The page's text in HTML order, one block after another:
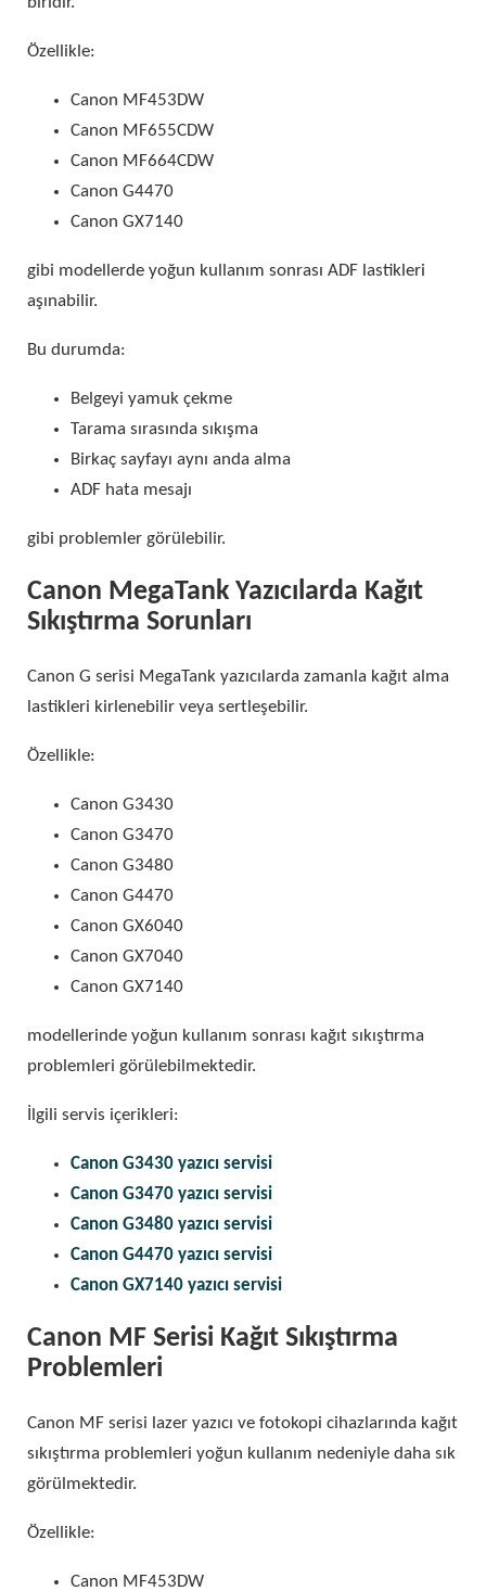
Özellikle:
Canon MF453DW
Canon MF655CDW
Canon MF664CDW
Canon G4470
Canon GX7140
gibi modellerde yoğun kullanım sonrası ADF lastikleri
aşınabilir.
Bu durumda:
Belgeyi yamuk çekme
Tarama sırasında sıkışma
Birkaç sayfayı aynı anda alma
ADF hata mesajı
gibi problemler görülebilir.
Canon MegaTank Yazıcılarda Kağıt
Sıkıştırma Sorunları
Canon G serisi MegaTank yazıcılarda zamanla kağıt alma
lastikleri kirlenebilir veya sertleşebilir.
Özellikle:
Canon G3430
Canon G3470
Canon G3480
Canon G4470
Canon GX6040
Canon GX7040
Canon GX7140
modellerinde yoğun kullanım sonrası kağıt sıkıştırma
problemleri görülebilmektedir.
İlgili servis içerikleri:
Canon G3430 yazıcı servisi
Canon G3470 yazıcı servisi
Canon G3480 yazıcı servisi
Canon G4470 yazıcı servisi
Canon GX7140 yazıcı servisi
Canon MF Serisi Kağıt Sıkıştırma
Problemleri
Canon MF serisi lazer yazıcı ve fotokopi cihazlarında kağıt
sıkıştırma problemleri yoğun kullanım nedeniyle daha sık
görülmektedir.
Özellikle:
Canon MF453DW